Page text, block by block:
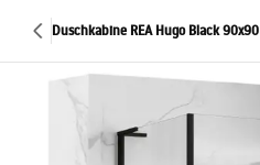
Duschkabine REA Hugo Black 90x90